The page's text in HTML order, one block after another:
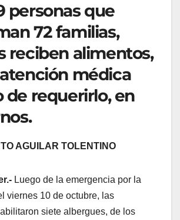
personas que
72 familias,
reciben alimentos,
médica
de requerirlo, en
AGUILAR TOLENTINO
Luego de la emergencia por la
viernes 10 de octubre, las
siete albergues, de los